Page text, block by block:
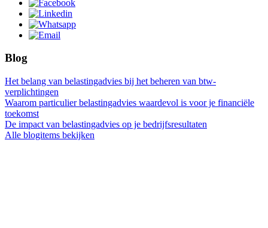
Blog
Het belang van belastingadvies bij het beheren van btw-
verplichtingen
Waarom particulier belastingadvies waardevol is voor je financiële
toekomst
De impact van belastingadvies op je bedrijfsresultaten
Alle blogitems bekijken